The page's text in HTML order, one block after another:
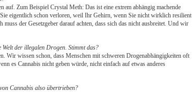
auf. Zum Beispiel Crystal Meth: Das ist eine extrem abhängig machende
Sie eigentlich schon verloren, weil Ihr Gehirn, wenn Sie nicht wirklich resilient
der Gesetzgeber darauf achten, dass sich das nicht ausbreitet. Und wir
der illegalen Drogen. Stimmt das?
Wir wissen schon, dass Menschen mit schweren Drogenabhängigkeiten oft
es Cannabis nicht geben würde, nicht einfach auf etwas anderes
Cannabis also übertrieben?